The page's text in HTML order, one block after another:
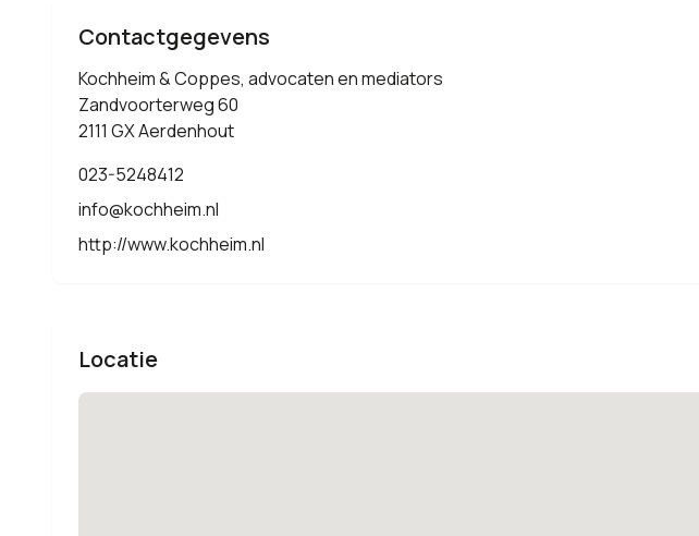
Contactgegevens
Kochheim & Coppes, advocaten en mediators
Zandvoorterweg 60
2111 GX Aerdenhout
023-5248412
info@kochheim.nl
http://www.kochheim.nl
Locatie